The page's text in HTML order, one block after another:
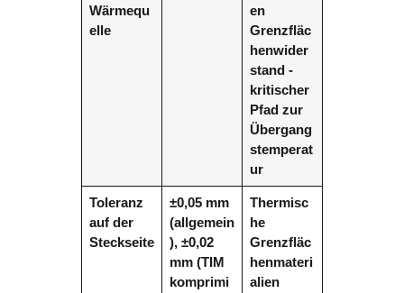
Wärmequ
elle
en
Grenzfläc
henwider
stand -
kritischer
Pfad zur
Übergang
stemperat
ur
Toleranz
auf der
Steckseite
±0,05 mm
(allgemein
), ±0,02
mm (TIM
komprimi
Thermisc
he
Grenzfläc
henmateri
alien